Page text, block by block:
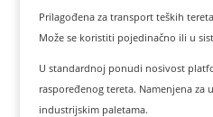
Prilagođena za transport teških
Može se koristiti pojedinačno ili u
U standardnoj ponudi nosivost
raspoređenog tereta. Namenjena za
industrijskim paletama.